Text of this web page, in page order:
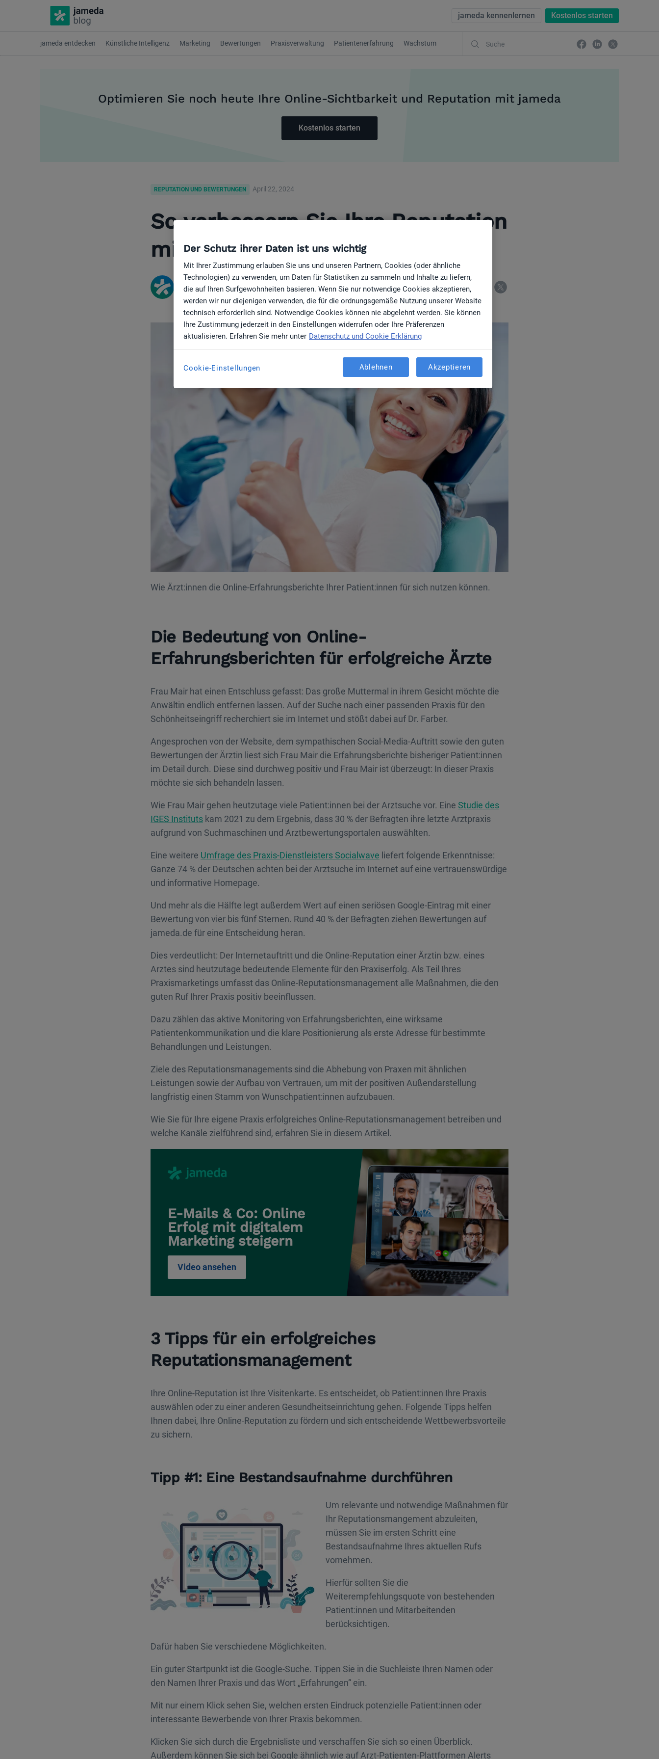
Kostenlos starten
jameda kennenlernen
jameda entdecken Künstliche Intelligenz Marketing Bewertungen Praxisverwaltung Patientenerfahrung Wachstum
Optimieren Sie noch heute Ihre Online-Sichtbarkeit und Reputation mit jameda
Kostenlos starten
REPUTATION UND BEWERTUNGEN April 22, 2024
So verbessern Sie Ihre Reputation
mit Patientenfeedback
jameda Redaktion
Wie Ärzt:innen die Online-Erfahrungsberichte Ihrer Patient:innen für sich nutzen können.
Die Bedeutung von Online-
Erfahrungsberichten für erfolgreiche Ärzte
Frau Mair hat einen Entschluss gefasst: Das große Muttermal in ihrem Gesicht möchte die
Anwältin endlich entfernen lassen. Auf der Suche nach einer passenden Praxis für den
Schönheitseingriff recherchiert sie im Internet und stößt dabei auf Dr. Farber.
Angesprochen von der Website, dem sympathischen Social-Media-Auftritt sowie den guten
Bewertungen der Ärztin liest sich Frau Mair die Erfahrungsberichte bisheriger Patient:innen
im Detail durch. Diese sind durchweg positiv und Frau Mair ist überzeugt: In dieser Praxis
möchte sie sich behandeln lassen.
Wie Frau Mair gehen heutzutage viele Patient:innen bei der Arztsuche vor. Eine Studie des
IGES Instituts kam 2021 zu dem Ergebnis, dass 30 % der Befragten ihre letzte Arztpraxis
aufgrund von Suchmaschinen und Arztbewertungsportalen auswählten.
Eine weitere Umfrage des Praxis-Dienstleisters Socialwave liefert folgende Erkenntnisse:
Ganze 74 % der Deutschen achten bei der Arztsuche im Internet auf eine vertrauenswürdige
und informative Homepage.
Und mehr als die Hälfte legt außerdem Wert auf einen seriösen Google-Eintrag mit einer
Bewertung von vier bis fünf Sternen. Rund 40 % der Befragten ziehen Bewertungen auf
jameda.de für eine Entscheidung heran.
Dies verdeutlicht: Der Internetauftritt und die Online-Reputation einer Ärztin bzw. eines
Arztes sind heutzutage bedeutende Elemente für den Praxiserfolg. Als Teil Ihres
Praxismarketings umfasst das Online-Reputationsmanagement alle Maßnahmen, die den
guten Ruf Ihrer Praxis positiv beeinflussen.
Dazu zählen das aktive Monitoring von Erfahrungsberichten, eine wirksame
Patientenkommunikation und die klare Positionierung als erste Adresse für bestimmte
Behandlungen und Leistungen.
Ziele des Reputationsmanagements sind die Abhebung von Praxen mit ähnlichen
Leistungen sowie der Aufbau von Vertrauen, um mit der positiven Außendarstellung
langfristig einen Stamm von Wunschpatient:innen aufzubauen.
Wie Sie für Ihre eigene Praxis erfolgreiches Online-Reputationsmanagement betreiben und
welche Kanäle zielführend sind, erfahren Sie in diesem Artikel.
E-Mails & Co: Online
Erfolg mit digitalem
Marketing steigern
Video ansehen
3 Tipps für ein erfolgreiches
Reputationsmanagement
Ihre Online-Reputation ist Ihre Visitenkarte. Es entscheidet, ob Patient:innen Ihre Praxis
auswählen oder zu einer anderen Gesundheitseinrichtung gehen. Folgende Tipps helfen
Ihnen dabei, Ihre Online-Reputation zu fördern und sich entscheidende Wettbewerbsvorteile
zu sichern.
Tipp #1: Eine Bestandsaufnahme durchführen
Um relevante und notwendige Maßnahmen für
Ihr Reputationsmangement abzuleiten,
müssen Sie im ersten Schritt eine
Bestandsaufnahme Ihres aktuellen Rufs
vornehmen.
Hierfür sollten Sie die
Weiterempfehlungsquote von bestehenden
Patient:innen und Mitarbeitenden
berücksichtigen.
Dafür haben Sie verschiedene Möglichkeiten.
Ein guter Startpunkt ist die Google-Suche. Tippen Sie in die Suchleiste Ihren Namen oder
den Namen Ihrer Praxis und das Wort „Erfahrungen“ ein.
Mit nur einem Klick sehen Sie, welchen ersten Eindruck potenzielle Patient:innen oder
interessante Bewerbende von Ihrer Praxis bekommen.
Klicken Sie sich durch die Ergebnisliste und verschaffen Sie sich so einen Überblick.
Außerdem können Sie sich bei Google ähnlich wie auf Arzt-Patienten-Plattformen Alerts
Der Schutz ihrer Daten ist uns wichtig
Mit Ihrer Zustimmung erlauben Sie uns und unseren Partnern, Cookies (oder ähnliche
Technologien) zu verwenden, um Daten für Statistiken zu sammeln und Inhalte zu liefern,
die auf Ihren Surfgewohnheiten basieren. Wenn Sie nur notwendige Cookies akzeptieren,
werden wir nur diejenigen verwenden, die für die ordnungsgemäße Nutzung unserer Website
technisch erforderlich sind. Notwendige Cookies können nie abgelehnt werden. Sie können
Ihre Zustimmung jederzeit in den Einstellungen widerrufen oder Ihre Präferenzen
aktualisieren. Erfahren Sie mehr unter Datenschutz und Cookie Erklärung
Cookie-Einstellungen Ablehnen Akzeptieren